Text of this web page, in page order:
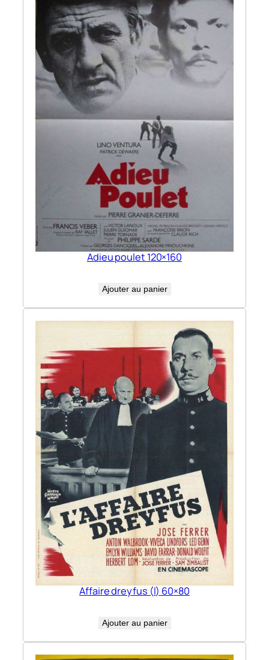
Adieu poulet 120×160
Ajouter au panier
Affaire dreyfus (l) 60×80
Ajouter au panier